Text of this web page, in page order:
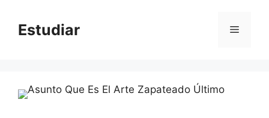
contentEstudiar Menu